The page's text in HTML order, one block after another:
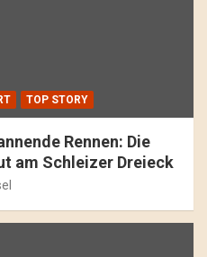
TOP STORY
Rennen: Die
am Schleizer Dreieck